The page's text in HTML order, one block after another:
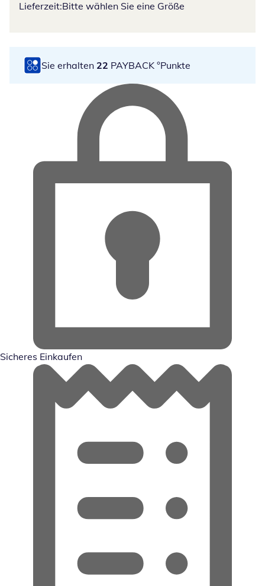
Lieferzeit:Bitte wählen Sie eine Größe
Sie erhalten 22 PAYBACK °Punkte
Sicheres Einkaufen